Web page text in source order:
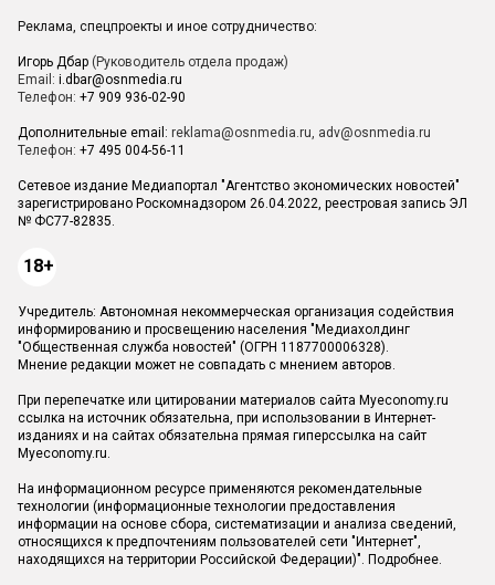
Реклама, спецпроекты и иное сотрудничество:
Игорь Дбар (Руководитель отдела продаж)
Email: i.dbar@osnmedia.ru
Телефон: +7 909 936-02-90
Дополнительные email: reklama@osnmedia.ru, adv@osnmedia.ru
Телефон: +7 495 004-56-11
Сетевое издание Медиапортал "Агентство экономических новостей"
зарегистрировано Роскомнадзором 26.04.2022, реестровая запись ЭЛ
№ ФС77-82835.
18+
Учредитель: Автономная некоммерческая организация содействия
информированию и просвещению населения "Медиахолдинг
"Общественная служба новостей" (ОГРН 1187700006328).
Мнение редакции может не совпадать с мнением авторов.
При перепечатке или цитировании материалов сайта Myeconomy.ru
ссылка на источник обязательна, при использовании в Интернет-
изданиях и на сайтах обязательна прямая гиперссылка на сайт
Myeconomy.ru.
На информационном ресурсе применяются рекомендательные
технологии (информационные технологии предоставления
информации на основе сбора, систематизации и анализа сведений,
относящихся к предпочтениям пользователей сети "Интернет",
находящихся на территории Российской Федерации)". Подробнее.